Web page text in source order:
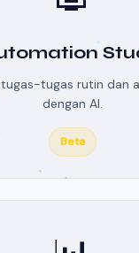
tugas rutin dan
dengan AI.
Beta